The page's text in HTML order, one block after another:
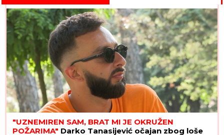
"UZNEMIREN SAM, BRAT MI JE OKRUŽEN
POŽARIMA" Darko Tanasijević očajan zbog loše